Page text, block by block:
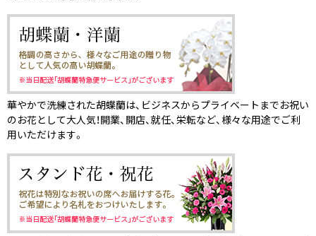
華やかで洗練された胡蝶蘭は、ビジネスからプライベートまでお祝い
のお花として大人気！開業、開店、就任、栄転など、様々な用途でご利
用いただけます。